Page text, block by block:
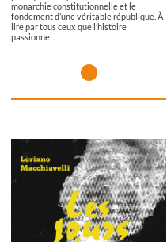
monarchie constitutionnelle et le
fondement d’une véritable république. À
lire par tous ceux que l’histoire
passionne.